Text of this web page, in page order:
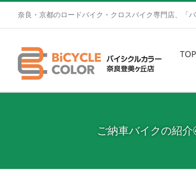
奈良・京都のロードバイク・クロスバイク専門店、「バ
TOP
ご納車バイクの紹